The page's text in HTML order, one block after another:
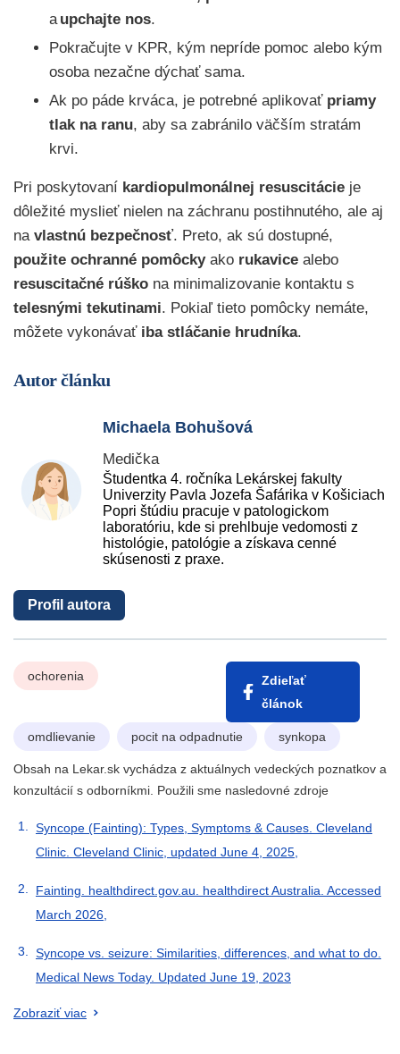
aupchajte nos.
Pokračujte v KPR, kým nepríde pomoc alebo kým
osoba nezačne dýchať sama.
Ak po páde krváca, je potrebné aplikovať priamy
tlak na ranu, aby sa zabránilo väčším stratám
krvi.
Pri poskytovaní kardiopulmonálnej resuscitácie je
dôležité myslieť nielen na záchranu postihnutého, ale aj
na vlastnú bezpečnosť. Preto, ak sú dostupné,
použite ochranné pomôckyako rukavice alebo
resuscitačné rúško na minimalizovanie kontaktu s
telesnými tekutinami. Pokiaľ tieto pomôcky nemáte,
môžete vykonávať iba stláčanie hrudníka.
Autor článku
Michaela Bohušová
Medička
Študentka 4. ročníka Lekárskej fakulty
Univerzity Pavla Jozefa Šafárika v Košiciach
Popri štúdiu pracuje v patologickom
laboratóriu, kde si prehlbuje vedomosti z
histológie, patológie a získava cenné
skúsenosti z praxe.
Profil autora
ochorenia
Zdieľať
článok
omdlievanie pocit na odpadnutie synkopa
Obsah na Lekar.sk vychádza z aktuálnych vedeckých poznatkov a
konzultácií s odborníkmi. Použili sme nasledovné zdroje
Syncope (Fainting): Types, Symptoms & Causes. Cleveland
Clinic. Cleveland Clinic, updated June 4, 2025,
Fainting. healthdirect.gov.au. healthdirect Australia. Accessed
March 2026,
Syncope vs. seizure: Similarities, differences, and what to do.
Medical News Today. Updated June 19, 2023
Zobraziť viac